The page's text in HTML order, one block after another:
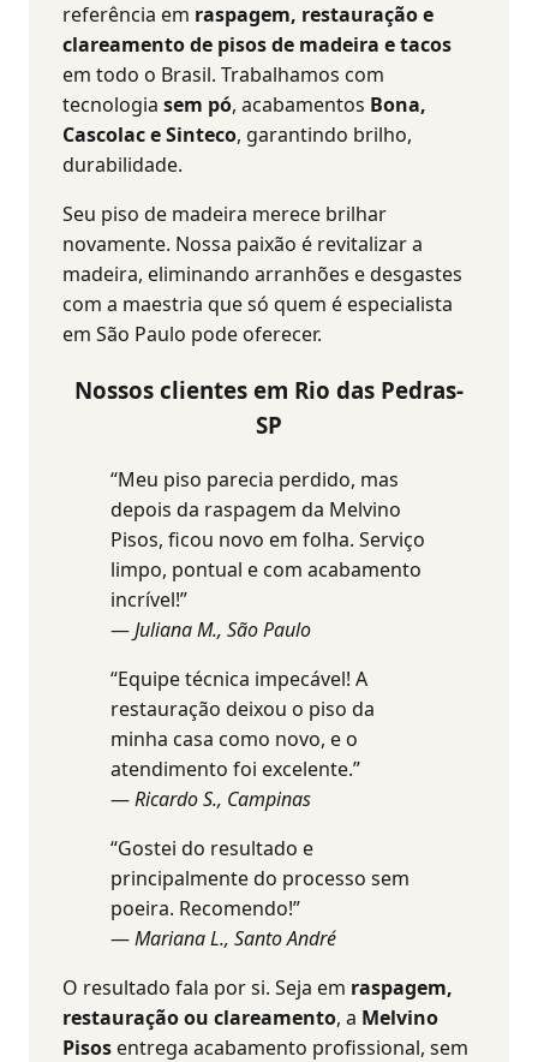
referência em raspagem, restauração e
clareamento de pisos de madeira e tacos
em todo o Brasil. Trabalhamos com
tecnologia sem pó, acabamentos Bona,
Cascolac e Sinteco, garantindo brilho,
durabilidade.
Seu piso de madeira merece brilhar
novamente. Nossa paixão é revitalizar a
madeira, eliminando arranhões e desgastes
com a maestria que só quem é especialista
em São Paulo pode oferecer.
Nossos clientes em Rio das Pedras-
SP
“Meu piso parecia perdido, mas
depois da raspagem da Melvino
Pisos, ficou novo em folha. Serviço
limpo, pontual e com acabamento
incrível!”
—Juliana M., São Paulo
“Equipe técnica impecável! A
restauração deixou o piso da
minha casa como novo, e o
atendimento foi excelente.”
—Ricardo S., Campinas
“Gostei do resultado e
principalmente do processo sem
poeira. Recomendo!”
—Mariana L., Santo André
O resultado fala por si. Seja em raspagem,
restauração ou clareamento, a Melvino
Pisos entrega acabamento profissional, sem